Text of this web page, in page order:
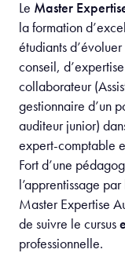
Le Master
la formation
étudiants
conseil,
collaborateur
gestionnaire d’un
auditeur junior)
expert-comptable
Fort d’une
l’apprentissage
Master Expertise
de suivre le cursus
professionnelle.